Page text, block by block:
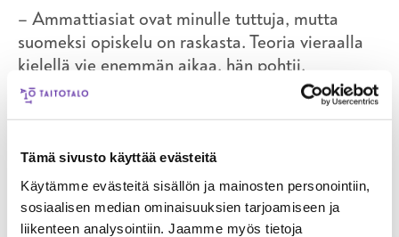
Tämä sivusto käyttää evästeitä
Käytämme evästeitä sisällön ja mainosten personointiin,
sosiaalisen median ominaisuuksien tarjoamiseen ja
liikenteen analysointiin. Jaamme myös tietoja
– Ammattiasiat ovat minulle tuttuja, mutta
suomeksi opiskelu on raskasta. Teoria vieraalla
kielellä vie enemmän aikaa, hän pohtii.
Emiliia on tällä hetkellä työharjoittelussa
omatoiminen työntekijä, joka näkee tekemisen
paikat itsenäisesti. Hänellä on empaattinen ja
sensitiivinen suhtautuminen lapsiin ja hänestä
näkee, että hänellä on hoitajan sielu.